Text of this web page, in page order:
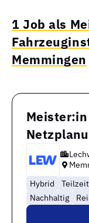
1 Job als
Memmingen
Hybrid
Teilzeit
Nachhaltig